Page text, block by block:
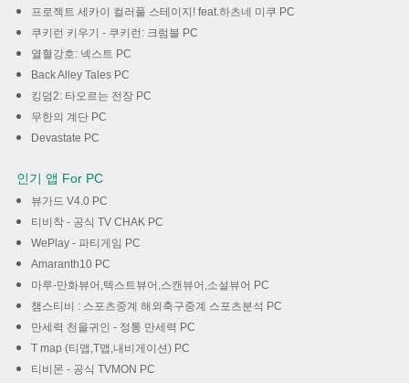
프로젝트 세카이 컬러풀 스테이지! feat.하츠네 미쿠 PC
쿠키런 키우기 - 쿠키런: 크럼블 PC
열혈강호: 넥스트 PC
Back Alley Tales PC
킹덤2: 타오르는 전장 PC
무한의 계단 PC
Devastate PC
인기 앱 For PC
뷰가드 V4.0 PC
티비착 - 공식 TV CHAK PC
WePlay - 파티게임 PC
Amaranth10 PC
마루-만화뷰어,텍스트뷰어,스캔뷰어,소설뷰어 PC
챔스티비 : 스포츠중계 해외축구중계 스포츠분석 PC
만세력 천을귀인 - 정통 만세력 PC
T map (티맵,T맵,내비게이션) PC
티비몬 - 공식 TVMON PC